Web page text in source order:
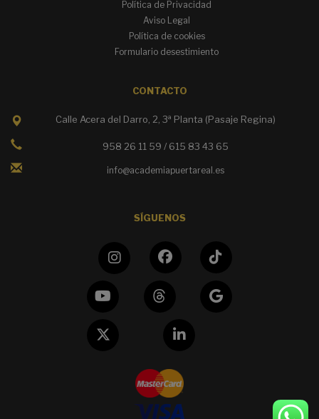
Política de Privacidad
Aviso Legal
Política de cookies
Formulario desestimiento
CONTACTO
Calle Acera del Darro, 2, 3ª Planta (Pasaje Regina)
958 26 11 59 / 615 83 43 65
info@academiapuertareal.es
SÍGUENOS